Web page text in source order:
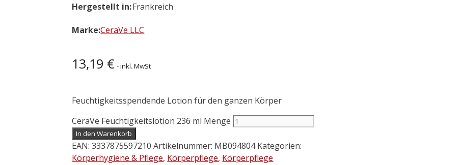
Hergestellt in:Frankreich
Marke:CeraVe LLC
13,19 € - inkl. MwSt
Feuchtigkeitsspendende Lotion für den ganzen Körper
CeraVe Feuchtigkeitslotion 236 ml Menge
In den Warenkorb
EAN:3337875597210 Artikelnummer: MB094804 Kategorien:
Körperhygiene & Pflege, Körperpflege, Körperpflege